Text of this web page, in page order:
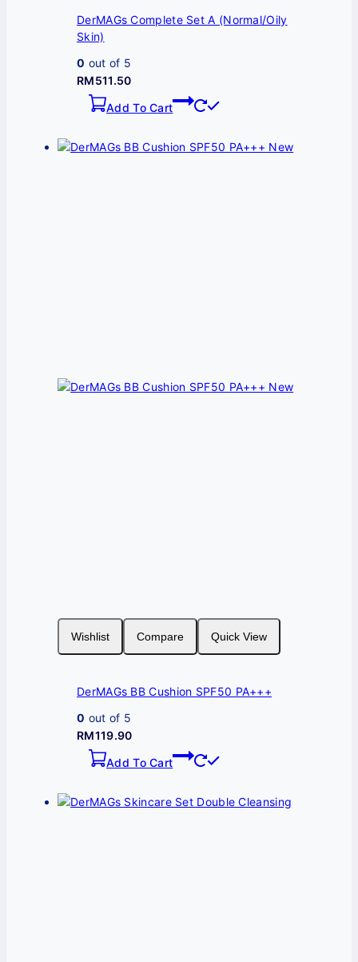
DerMAGs Complete Set A (Normal/Oily
Skin)
0 out of 5
RM511.50
Add To Cart
Wishlist Compare Quick View
DerMAGs BB Cushion SPF50 PA+++
0 out of 5
RM119.90
Add To Cart